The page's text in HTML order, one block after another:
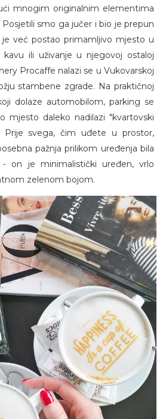
mnogim originalnim elementima
Posjetili smo ga jučer i bio je prepun
već postao primamljivo mjesto u
ili uživanje u njegovoj ostaloj
Procaffe nalazi se u Vukovarskoj
stambene zgrade. Na praktičnoj
dolaze automobilom, parking se
mjesto daleko nadilazi "kvartovski
Prije svega, čim uđete u prostor,
pažnja prilikom uređenja bila
- on je minimalistički uređen, vrlo
zelenom bojom.